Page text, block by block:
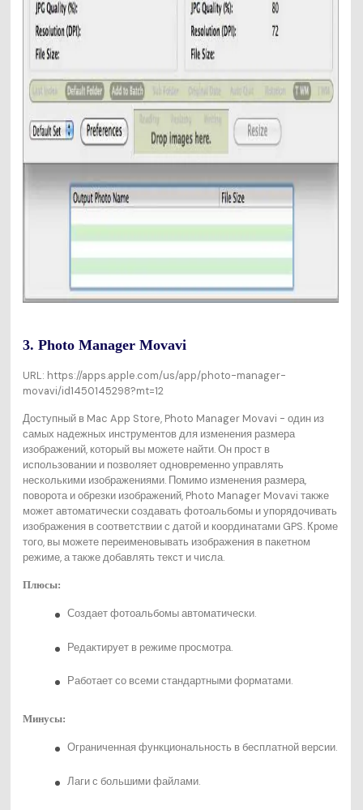
3. Photo Manager Movavi
URL: https://apps.apple.com/us/app/photo-manager-
movavi/id1450145298?mt=12
Доступный в Mac App Store, Photo Manager Movavi - один из
самых надежных инструментов для изменения размера
изображений, который вы можете найти. Он прост в
использовании и позволяет одновременно управлять
несколькими изображениями. Помимо изменения размера,
поворота и обрезки изображений, Photo Manager Movavi также
может автоматически создавать фотоальбомы и упорядочивать
изображения в соответствии с датой и координатами GPS. Кроме
того, вы можете переименовывать изображения в пакетном
режиме, а также добавлять текст и числа.
Плюсы:
Создает фотоальбомы автоматически.
Редактирует в режиме просмотра.
Работает со всеми стандартными форматами.
Минусы:
Ограниченная функциональность в бесплатной версии.
Лаги с большими файлами.